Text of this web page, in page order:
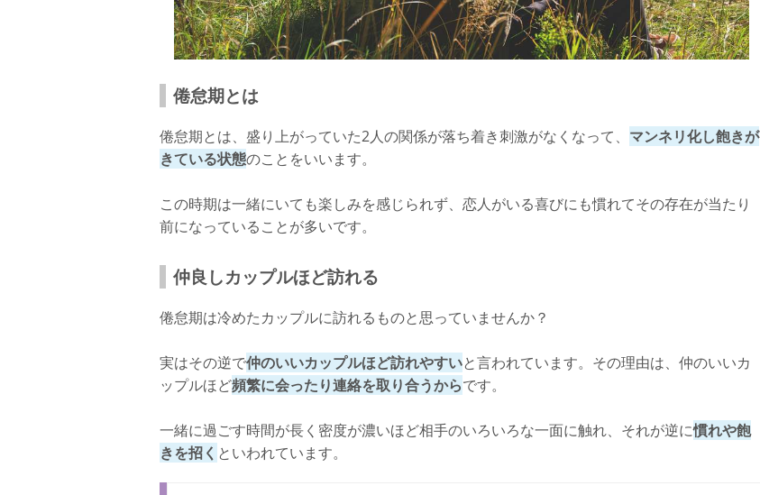
倦怠期とは
倦怠期とは、盛り上がっていた2人の関係が落ち着き刺激がなくなって、 マンネリ化し飽きが
きている状態のことをいいます。
この時期は一緒にいても楽しみを感じられず、恋人がいる喜びにも慣れてその存在が当たり
前になっていることが多いです。
仲良しカップルほど訪れる
倦怠期は冷めたカップルに訪れるものと思っていませんか？
実はその逆で仲のいいカップルほど訪れやすいと言われています。その理由は、仲のいいカ
ップルほど頻繁に会ったり連絡を取り合うからです。
一緒に過ごす時間が長く密度が濃いほど相手のいろいろな一面に触れ、それが逆に慣れや飽
きを招く といわれています。